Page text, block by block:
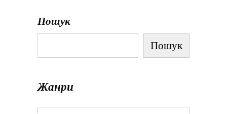
Пошук
Пошук
Жанри